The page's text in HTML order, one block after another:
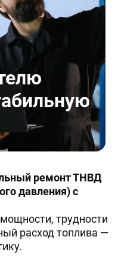
ремонт ТНВД
давления) с
трудности
расход топлива —